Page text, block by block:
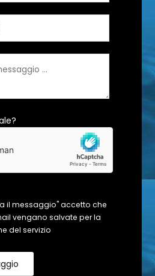
il messaggio" accetto che
vengano salvate per la
del servizio